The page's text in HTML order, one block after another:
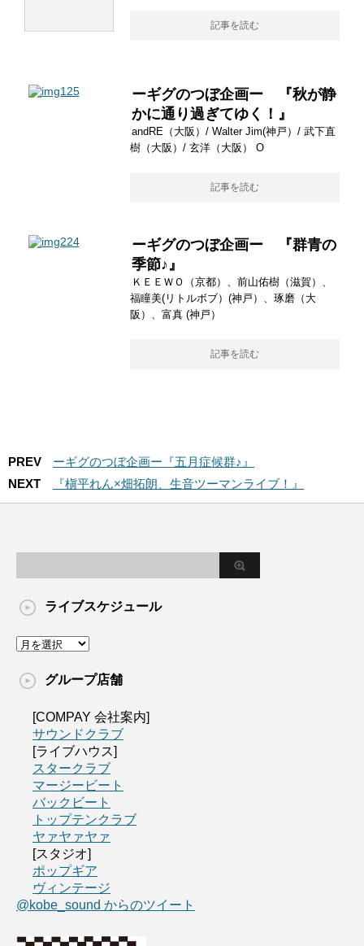
記事を読む
ーギグのつぼ企画ー 『秋が静
かに通り過ぎてゆく！』
andRE（大阪）/ Walter Jim(神戸）/ 武下直
樹（大阪）/ 玄洋（大阪） O
記事を読む
ーギグのつぼ企画ー 『群青の
季節♪』
ＫＥＥＷＯ（京都）、前山佑樹（滋賀）、
福瞳美(リトルボブ）(神戸）、琢磨（大
阪）、富真 (神戸）
記事を読む
PREV
ーギグのつぼ企画ー『五月症候群♪』
NEXT
『槇平れん×畑拓朗、生音ツーマンライブ！』
ライブスケジュール
グループ店舗
[COMPAY 会社案内]
サウンドクラブ
[ライブハウス]
スタークラブ
マージービート
バックビート
トップテンクラブ
ヤァヤァヤァ
[スタジオ]
ポップギア
ヴィンテージ
@kobe_sound からのツイート